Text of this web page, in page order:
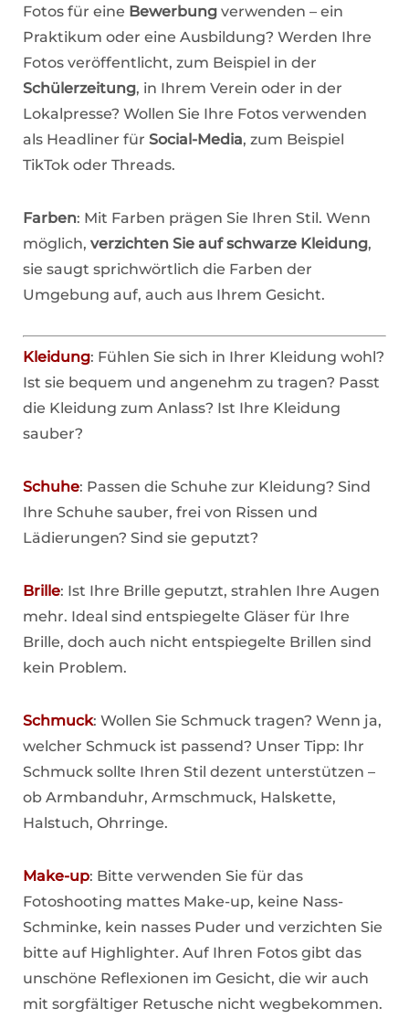
Fotos für eine Bewerbung verwenden – ein
Praktikum oder eine Ausbildung? Werden Ihre
Fotos veröffentlicht, zum Beispiel in der
Schülerzeitung, in Ihrem Verein oder in der
Lokalpresse? Wollen Sie Ihre Fotos verwenden
als Headliner für Social-Media, zum Beispiel
TikTok oder Threads.
Farben: Mit Farben prägen Sie Ihren Stil. Wenn
möglich, verzichten Sie auf schwarze Kleidung,
sie saugt sprichwörtlich die Farben der
Umgebung auf, auch aus Ihrem Gesicht.
Kleidung: Fühlen Sie sich in Ihrer Kleidung wohl?
Ist sie bequem und angenehm zu tragen? Passt
die Kleidung zum Anlass? Ist Ihre Kleidung
sauber?
Schuhe: Passen die Schuhe zur Kleidung? Sind
Ihre Schuhe sauber, frei von Rissen und
Lädierungen? Sind sie geputzt?
Brille: Ist Ihre Brille geputzt, strahlen Ihre Augen
mehr. Ideal sind entspiegelte Gläser für Ihre
Brille, doch auch nicht entspiegelte Brillen sind
kein Problem.
Schmuck: Wollen Sie Schmuck tragen? Wenn ja,
welcher Schmuck ist passend? Unser Tipp: Ihr
Schmuck sollte Ihren Stil dezent unterstützen –
ob Armbanduhr, Armschmuck, Halskette,
Halstuch, Ohrringe.
Make-up: Bitte verwenden Sie für das
Fotoshooting mattes Make-up, keine Nass-
Schminke, kein nasses Puder und verzichten Sie
bitte auf Highlighter. Auf Ihren Fotos gibt das
unschöne Reflexionen im Gesicht, die wir auch
mit sorgfältiger Retusche nicht wegbekommen.